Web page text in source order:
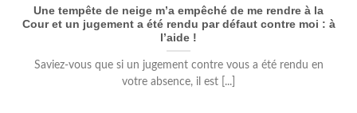
Une tempête de neige m’a empêché de me rendre à la
Cour et un jugement a été rendu par défaut contre moi : à
l’aide !
Saviez-vous que si un jugement contre vous a été rendu en
votre absence, il est [...]